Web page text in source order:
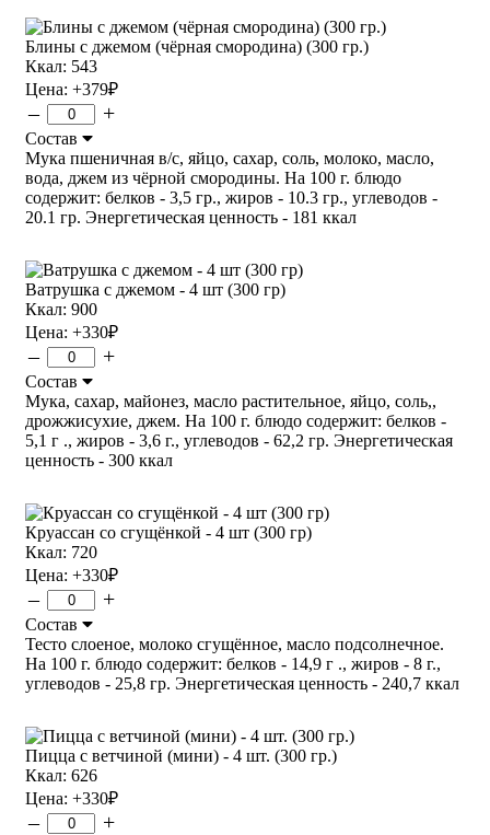
Блины с джемом (чёрная смородина) (300 гр.)
Ккал: 543
Цена: +379₽
– +
Состав
Мука пшеничная в/с, яйцо, сахар, соль, молоко, масло,
вода, джем из чёрной смородины. На 100 г. блюдо
содержит: белков - 3,5 гр., жиров - 10.3 гр., углеводов -
20.1 гр. Энергетическая ценность - 181 ккал
Ватрушка с джемом - 4 шт (300 гр)
Ккал: 900
Цена: +330₽
– +
Состав
Мука, сахар, майонез, масло растительное, яйцо, соль,,
дрожжисухие, джем. На 100 г. блюдо содержит: белков -
5,1 г ., жиров - 3,6 г., углеводов - 62,2 гр. Энергетическая
ценность - 300 ккал
Круассан со сгущёнкой - 4 шт (300 гр)
Ккал: 720
Цена: +330₽
– +
Состав
Тесто слоеное, молоко сгущённое, масло подсолнечное.
На 100 г. блюдо содержит: белков - 14,9 г ., жиров - 8 г.,
углеводов - 25,8 гр. Энергетическая ценность - 240,7 ккал
Пицца с ветчиной (мини) - 4 шт. (300 гр.)
Ккал: 626
Цена: +330₽
– +